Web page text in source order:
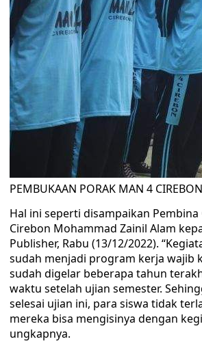
PEMBUKAAN PORAK MAN 4 CIREBON
Hal ini seperti disampaikan Pembina
Cirebon Mohammad Zainil Alam
Publisher, Rabu (13/12/2022).
sudah menjadi program kerja wajib
sudah digelar beberapa tahun
waktu setelah ujian semester.
selesai ujian ini, para siswa tidak
mereka bisa mengisinya dengan
ungkapnya.